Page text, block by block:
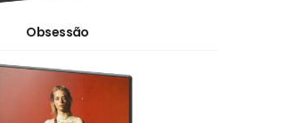
Obsessão